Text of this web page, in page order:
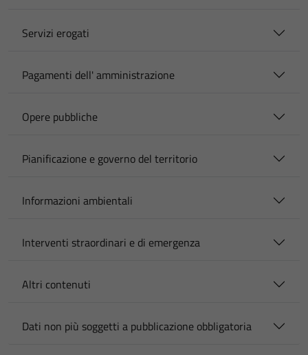
Servizi erogati
Pagamenti dell' amministrazione
Opere pubbliche
Pianificazione e governo del territorio
Informazioni ambientali
Interventi straordinari e di emergenza
Altri contenuti
Dati non più soggetti a pubblicazione obbligatoria